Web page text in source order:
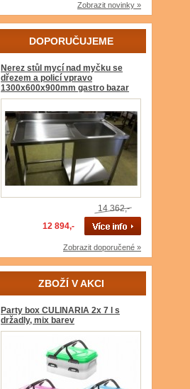
Zobrazit novinky »
DOPORUČUJEME
Nerez stůl mycí nad myčku se
dřezem a policí vpravo
1300x600x900mm gastro bazar
14 362,-
12 894,-
Zobrazit doporučené »
ZBOŽÍ V AKCI
Party box CULINARIA 2x 7 l s
držadly, mix barev